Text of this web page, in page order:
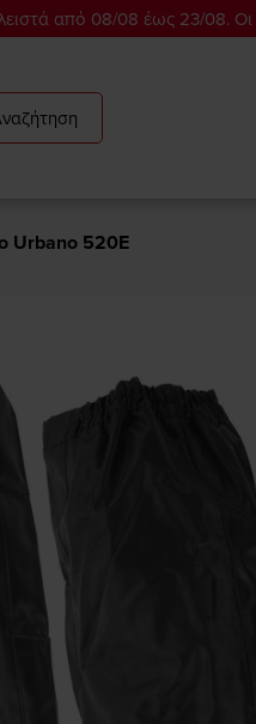
από 08/08 έως 23/08. Οι
Urbano 520E